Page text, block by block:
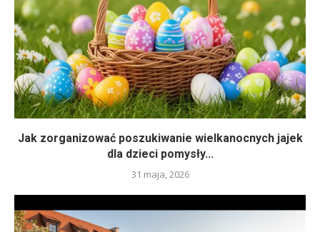
Jak zorganizować poszukiwanie wielkanocnych jajek
dla dzieci pomysły...
31 maja, 2026